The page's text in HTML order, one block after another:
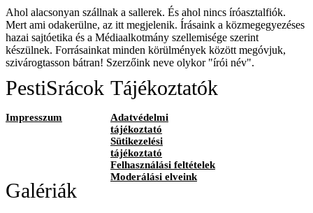
Ahol alacsonyan szállnak a sallerek. És ahol nincs íróasztalfiók.
Mert ami odakerülne, az itt megjelenik. Írásaink a közmegegyezéses
hazai sajtóetika és a Médiaalkotmány szellemisége szerint
készülnek. Forrásainkat minden körülmények között megóvjuk,
szivárogtasson bátran! Szerzőink neve olykor "írói név".
PestiSrácok
Impresszum
Tájékoztatók
Adatvédelmi
tájékoztató
Sütikezelési
tájékoztató
Felhasználási feltételek
Moderálási elveink
Galériák